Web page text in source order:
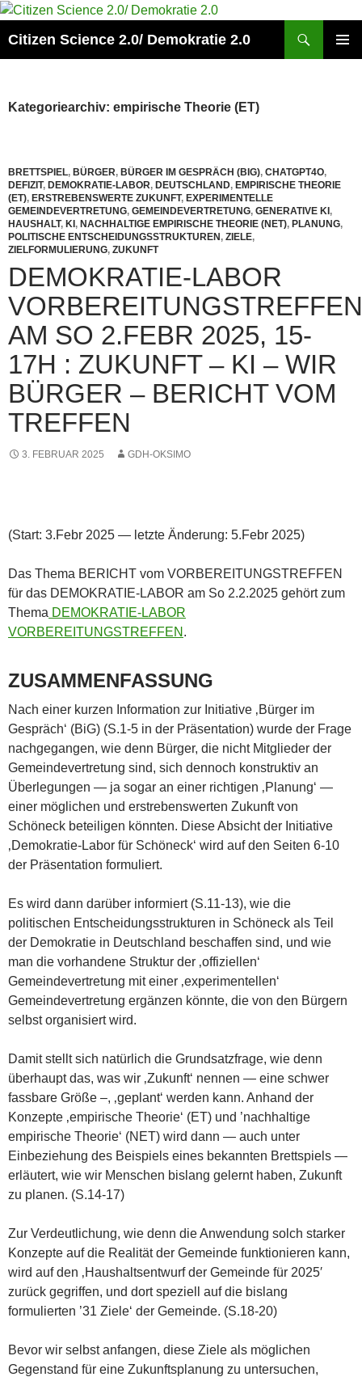
Zum
springen
Citizen Science 2.0/ Demokratie 2.0
Kategoriearchiv: empirische Theorie (ET)
BRETTSPIEL, BÜRGER, BÜRGER IM GESPRÄCH (BIG), CHATGPT4O,
DEFIZIT, DEMOKRATIE-LABOR, DEUTSCHLAND, EMPIRISCHE THEORIE
(ET), ERSTREBENSWERTE ZUKUNFT, EXPERIMENTELLE
GEMEINDEVERTRETUNG, GEMEINDEVERTRETUNG, GENERATIVE KI,
HAUSHALT, KI, NACHHALTIGE EMPIRISCHE THEORIE (NET), PLANUNG,
POLITISCHE ENTSCHEIDUNGSSTRUKTUREN, ZIELE,
ZIELFORMULIERUNG, ZUKUNFT
DEMOKRATIE-LABOR
VORBEREITUNGSTREFFEN
AM SO 2.FEBR 2025, 15-
17H : ZUKUNFT – KI – WIR
BÜRGER – BERICHT VOM
TREFFEN
3. FEBRUAR 2025 GDH-OKSIMO
(Start: 3.Febr 2025 — letzte Änderung: 5.Febr 2025)
Das Thema BERICHT vom VORBEREITUNGSTREFFEN
für das DEMOKRATIE-LABOR am So 2.2.2025 gehört zum
Thema DEMOKRATIE-LABOR
VORBEREITUNGSTREFFEN .
ZUSAMMENFASSUNG
Nach einer kurzen Information zur Initiative ‚Bürger im
Gespräch‘ (BiG) (S.1-5 in der Präsentation) wurde der Frage
nachgegangen, wie denn Bürger, die nicht Mitglieder der
Gemeindevertretung sind, sich dennoch konstruktiv an
Überlegungen — ja sogar an einer richtigen ‚Planung‘ —
einer möglichen und erstrebenswerten Zukunft von
Schöneck beteiligen könnten. Diese Absicht der Initiative
‚Demokratie-Labor für Schöneck‘ wird auf den Seiten 6-10
der Präsentation formuliert.
Es wird dann darüber informiert (S.11-13), wie die
politischen Entscheidungsstrukturen in Schöneck als Teil
der Demokratie in Deutschland beschaffen sind, und wie
man die vorhandene Struktur der ‚offiziellen‘
Gemeindevertretung mit einer ‚experimentellen‘
Gemeindevertretung ergänzen könnte, die von den Bürgern
selbst organisiert wird.
Damit stellt sich natürlich die Grundsatzfrage, wie denn
überhaupt das, was wir ‚Zukunft‘ nennen — eine schwer
fassbare Größe –, ‚geplant‘ werden kann. Anhand der
Konzepte ‚empirische Theorie‘ (ET) und ’nachhaltige
empirische Theorie‘ (NET) wird dann — auch unter
Einbeziehung des Beispiels eines bekannten Brettspiels —
erläutert, wie wir Menschen bislang gelernt haben, Zukunft
zu planen. (S.14-17)
Zur Verdeutlichung, wie denn die Anwendung solch starker
Konzepte auf die Realität der Gemeinde funktionieren kann,
wird auf den ‚Haushaltsentwurf der Gemeinde für 2025′
zurück gegriffen, und dort speziell auf die bislang
formulierten ’31 Ziele‘ der Gemeinde. (S.18-20)
Bevor wir selbst anfangen, diese Ziele als möglichen
Gegenstand für eine Zukunftsplanung zu untersuchen,